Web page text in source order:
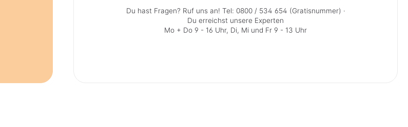
Du hast Fragen? Ruf uns an! Tel: 0800 / 534 654 (Gratisnummer) ·
Du erreichst unsere Experten
Mo + Do 9 - 16 Uhr, Di, Mi und Fr 9 - 13 Uhr